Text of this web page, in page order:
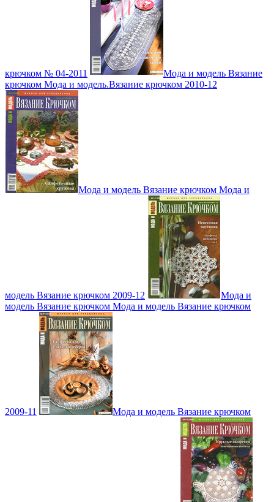
крючком № 04-2011
Мода и модель Вязание
крючком Мода и модель.Вязание крючком 2010-12
Мода и модель Вязание крючком Мода и
модель Вязание крючком 2009-12
Мода и
модель Вязание крючком Мода и модель Вязание крючком
2009-11 Мода и модель Вязание крючком